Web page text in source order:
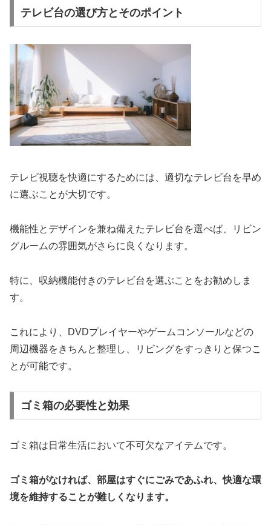
テレビ台の選び方とそのポイント
テレビ視聴を快適にするためには、適切なテレビ台を早め
に選ぶことが大切です。
機能性とデザインを兼ね備えたテレビ台を選べば、リビン
グルームの雰囲気がさらに良くなります。
特に、収納機能付きのテレビ台を選ぶことをお勧めしま
す。
これにより、DVDプレイヤーやゲームコンソールなどの
周辺機器をきちんと整理し、リビングをすっきりと保つこ
とが可能です。
ゴミ箱の必要性と効果
ゴミ箱は日常生活において不可欠なアイテムです。
ゴミ箱がなければ、部屋はすぐにごみであふれ、快適な環
境を維持することが難しくなります。